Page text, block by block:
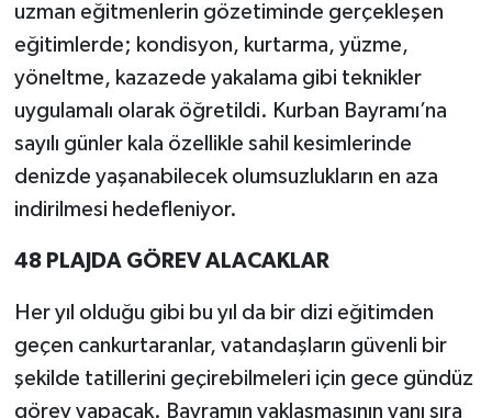
uzman eğitmenlerin gözetiminde gerçekleşen
eğitimlerde; kondisyon, kurtarma, yüzme,
yöneltme, kazazede yakalama gibi teknikler
uygulamalı olarak öğretildi. Kurban Bayramı’na
sayılı günler kala özellikle sahil kesimlerinde
denizde yaşanabilecek olumsuzlukların en aza
indirilmesi hedefleniyor.
48 PLAJDA GÖREV ALACAKLAR
Her yıl olduğu gibi bu yıl da bir dizi eğitimden
geçen cankurtaranlar, vatandaşların güvenli bir
şekilde tatillerini geçirebilmeleri için gece gündüz
görev yapacak. Bayramın yaklaşmasının yanı sıra